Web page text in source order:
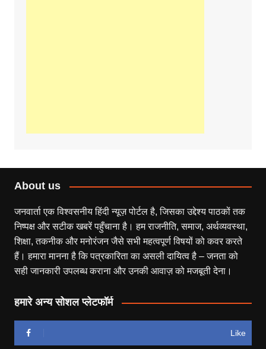
About us
जनवार्ता एक विश्वसनीय हिंदी न्यूज़ पोर्टल है, जिसका उद्देश्य पाठकों तक
निष्पक्ष और सटीक खबरें पहुँचाना है। हम राजनीति, समाज, अर्थव्यवस्था,
शिक्षा, तकनीक और मनोरंजन जैसे सभी महत्वपूर्ण विषयों को कवर करते
हैं। हमारा मानना है कि पत्रकारिता का असली दायित्व है – जनता को
सही जानकारी उपलब्ध कराना और उनकी आवाज़ को मजबूती देना।
हमारे अन्य सोशल प्लेटफॉर्म
Like